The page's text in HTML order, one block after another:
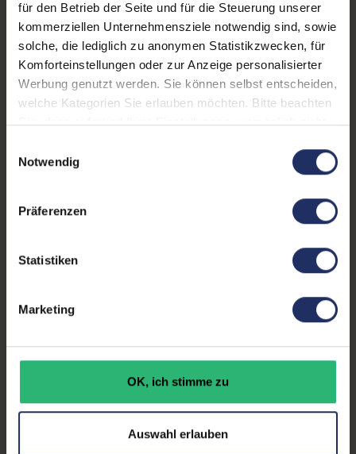
für den Betrieb der Seite und für die Steuerung unserer
kommerziellen Unternehmensziele notwendig sind, sowie
solche, die lediglich zu anonymen Statistikzwecken, für
Komforteinstellungen oder zur Anzeige personalisierter
Werbung genutzt werden. Sie können selbst entscheiden,
welche Kategorien Sie erlauben möchten. Bitte beachten
Sie, dass aufgrund Ihrer Einstellungen, womöglich nicht
Weitere Informationen finden Sie in
Notwendig
Präferenzen
Statistiken
Marketing
OK, ich stimme zu
Auswahl erlauben
Tastaturbeleuchtung: Nein
1x Audio / Mikrofon - 3.5
mm Combo
, 1x Bluetooth
, 1x LAN RJ-45
Mehr anzeigen
Displaygröße: 14,0 Zoll
Displayauflösung:
Großbritannien (QWERTY)
Onboard-Grafik: Intel® UHD Graphics 620
Zustand:
Partnerprogramm: Ja
250 GB SSD
Arbeitsspeicher: 8 GB DDR4
Intel Core i5 8265U @ 1,6